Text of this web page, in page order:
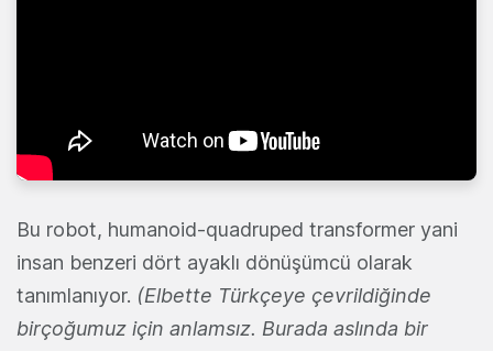
Bu robot, humanoid-quadruped transformer yani
insan benzeri dört ayaklı dönüşümcü olarak
tanımlanıyor. (Elbette Türkçeye çevrildiğinde
birçoğumuz için anlamsız. Burada aslında bir